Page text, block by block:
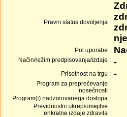
Pravni status dovoljenja :
Pot uporabe :
Način/režim predpisovanja/izdaje : -
Prisotnost na trgu : -
Program za preprečevanje
nosečnosti :
Program(i) nadzorovanega dostopa :
Previdnostni ukrep/omejitve
enkratne izdaje zdravila :